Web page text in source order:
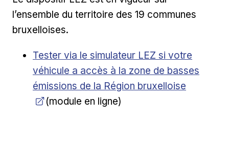
l’ensemble du territoire des 19 communes
bruxelloises.
Ouvrir dans une nouvelle fenêtre
Tester via le simulateur LEZ si votre
véhicule a accès à la zone de basses
émissions de la Région bruxelloise
(module en ligne)